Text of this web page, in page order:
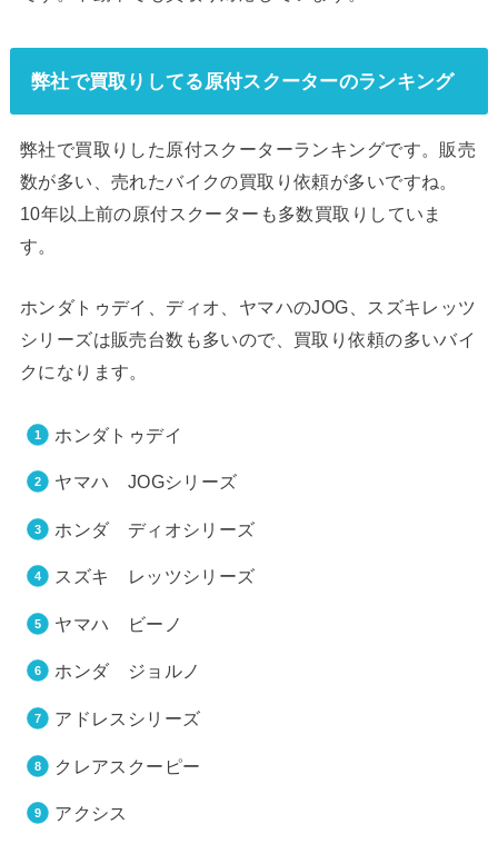
弊社で買取りしてる原付スクーターのランキング
弊社で買取りした原付スクーターランキングです。販売
数が多い、売れたバイクの買取り依頼が多いですね。
10年以上前の原付スクーターも多数買取りしていま
す。
ホンダトゥデイ、ディオ、ヤマハのJOG、スズキレッツ
シリーズは販売台数も多いので、買取り依頼の多いバイ
クになります。
ホンダトゥデイ
ヤマハ JOGシリーズ
ホンダ ディオシリーズ
スズキ レッツシリーズ
ヤマハ ビーノ
ホンダ ジョルノ
アドレスシリーズ
クレアスクーピー
アクシス